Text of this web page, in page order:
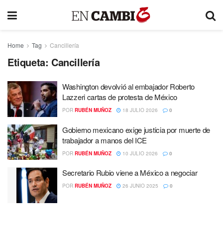
Home Tag Cancillería
Etiqueta: Cancillería
Washington devolvió al embajador Roberto
Lazzeri cartas de protesta de México
POR RUBÉN MUÑOZ 18 JULIO 2026 0
Gobierno mexicano exige justicia por muerte de
trabajador a manos del ICE
POR RUBÉN MUÑOZ 10 JULIO 2026 0
Secretario Rubio viene a México a negociar
POR RUBÉN MUÑOZ 26 JUNIO 2025 0